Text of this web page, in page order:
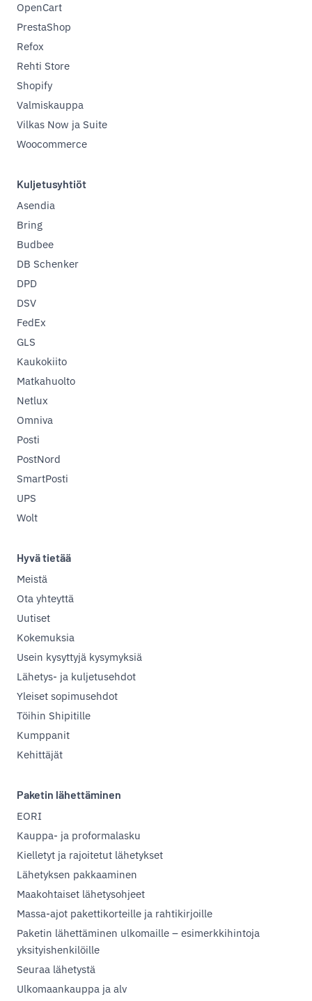
OpenCart
PrestaShop
Refox
Rehti Store
Shopify
Valmiskauppa
Vilkas Now ja Suite
Woocommerce
Kuljetusyhtiöt
Asendia
Bring
Budbee
DB Schenker
DPD
DSV
FedEx
GLS
Kaukokiito
Matkahuolto
Netlux
Omniva
Posti
PostNord
SmartPosti
UPS
Wolt
Hyvä tietää
Meistä
Ota yhteyttä
Uutiset
Kokemuksia
Usein kysyttyjä kysymyksiä
Lähetys- ja kuljetusehdot
Yleiset sopimusehdot
Töihin Shipitille
Kumppanit
Kehittäjät
Paketin lähettäminen
EORI
Kauppa- ja proformalasku
Kielletyt ja rajoitetut lähetykset
Lähetyksen pakkaaminen
Maakohtaiset lähetysohjeet
Massa-ajot pakettikorteille ja rahtikirjoille
Paketin lähettäminen ulkomaille – esimerkkihintoja
yksityishenkilöille
Seuraa lähetystä
Ulkomaankauppa ja alv